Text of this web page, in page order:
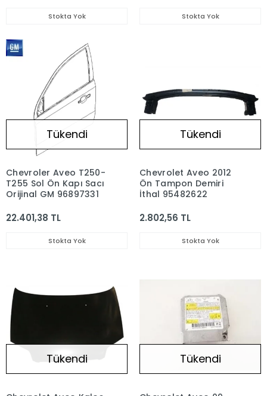
Stokta Yok Stokta Yok
Tükendi
Chevroler Aveo T250-
T255 Sol Ön Kapı Sacı
Orijinal GM 96897331
22.401,38 TL
Stokta Yok
Tükendi
Chevrolet Aveo 2012
Ön Tampon Demiri
İthal 95482622
2.802,56 TL
Stokta Yok
Tükendi Tükendi